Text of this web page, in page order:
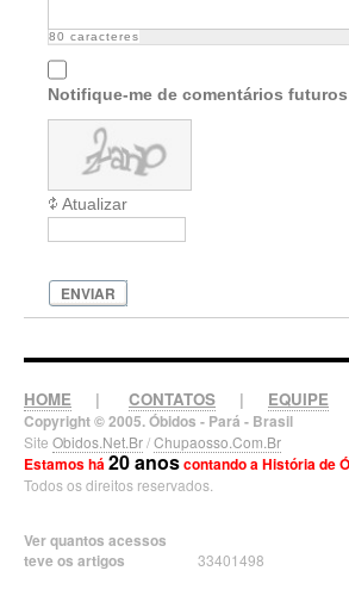
80 caracteres
Notifique-me de comentários futuros
Atualizar
ENVIAR
HOME | CONTATOS | EQUIPE
Copyright © 2005. Óbidos - Pará - Brasil
Site Obidos.Net.Br/Chupaosso.Com.Br
Estamos há20 anoscontando a História de
Todos os direitos reservados.
Ver quantos acessos
teve os artigos
33401498